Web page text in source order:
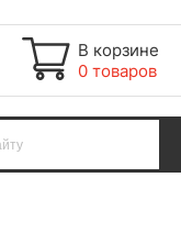
В корзине
0 товаров